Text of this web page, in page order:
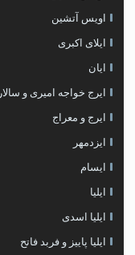
اویس آتشین
ايلاى اكبرى
ایان
ایرج خواجه امیری و
ایرج و معراج
ایزدمهر
ایسام
ایلیا
ایلیا اسدی
ایلیا پاییز و فربد فاتح